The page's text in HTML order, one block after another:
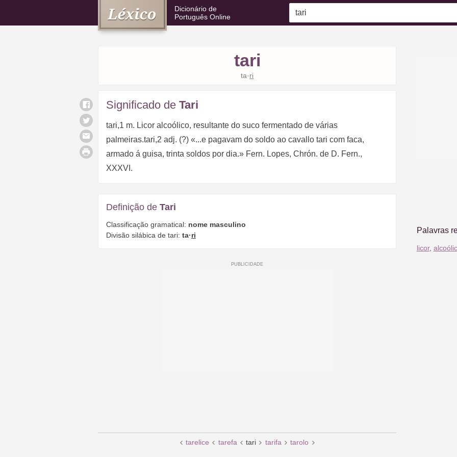
Dicionário de
Português Online
tari
ta·ri
Significado de Tari
tari,1 m. Licor alcoólico, resultante do suco fermentado de várias
palmeiras.tari,2 adj. (?) «...e pagavam do soldo ao cavallo tari com faca,
armado á guisa, trinta soldos por dia.» Fern. Lopes, Chrón. de D. Fern.,
XXXVI.
Definição de Tari
Classificação gramatical: nome masculino
Divisão silábica de tari: ta·ri
tarelice tarefa tari tarifa tarolo
Palavras
licor,